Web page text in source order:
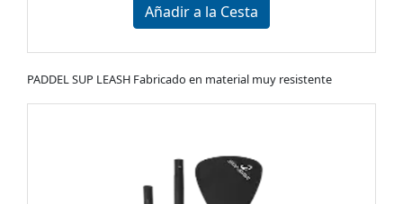
Añadir a la Cesta
PADDEL SUP LEASH Fabricado en material muy resistente